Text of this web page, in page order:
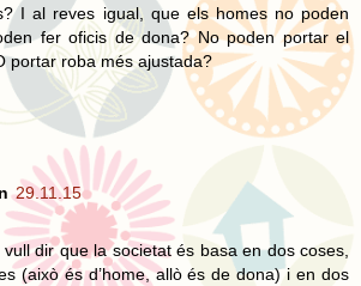
I al reves igual, que els homes no poden
fer oficis de dona? No poden portar el
portar roba més ajustada?
29.11.15
dir que la societat és basa en dos coses,
(això és d’home, allò és de dona) i en dos